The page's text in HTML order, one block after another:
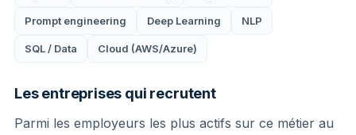
Prompt engineering Deep Learning NLP
SQL / Data Cloud (AWS/Azure)
Les entreprises qui recrutent
Parmi les employeurs les plus actifs sur ce métier au